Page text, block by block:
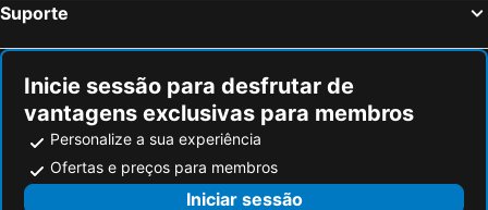
Suporte
Inicie sessão para desfrutar de
vantagens exclusivas para membros
Personalize a sua experiência
Ofertas e preços para membros
Iniciar sessão